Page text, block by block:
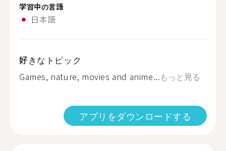
学習中の言語
日本語
好きなトピック
Games, nature, movies and anime...もっと見る
アプリをダウンロードする